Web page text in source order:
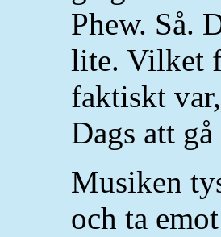
Phew. Så.
lite. Vilket
faktiskt
Dags att
Musiken
och ta